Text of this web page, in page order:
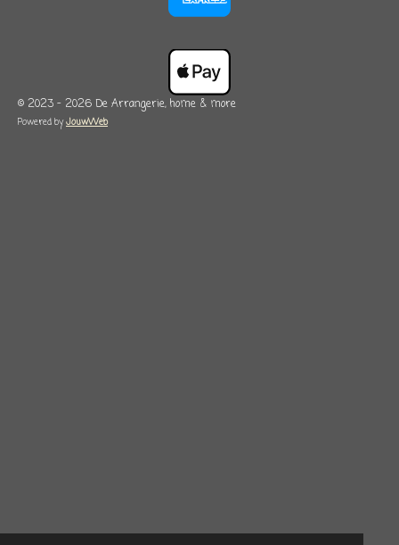
© 2023 - 2026 De Arrangerie, home & more
Powered byJouwWeb